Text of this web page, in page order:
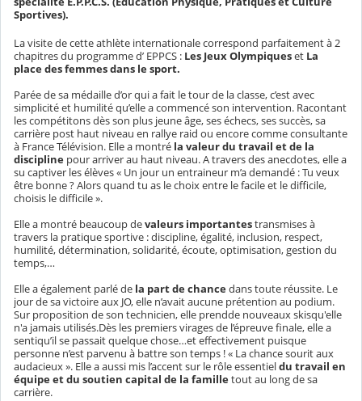
Sportives).
La visite de cette athlète internationale correspond parfaitement à 2
chapitres du programme d’ EPPCS : Les Jeux Olympiqueset La
place des femmes dans le sport.
Parée de sa médaille d’or qui a fait le tour de la classe, c’est avec
simplicité et humilité qu’elle a commencé son intervention. Racontant
les compétitons dès son plus jeune âge, ses échecs, ses succès, sa
carrière post haut niveau en rallye raid ou encore comme consultante
à France Télévision. Elle a montré la valeur du travail et de la
discipline pour arriver au haut niveau. A travers des anecdotes, elle a
su captiver les élèves « Un jour un entraineur m’a demandé : Tu veux
être bonne ? Alors quand tu as le choix entre le facile et le difficile,
choisis le difficile ».
Elle a montré beaucoup devaleurs importantestransmises à
travers la pratique sportive : discipline, égalité, inclusion, respect,
humilité, détermination, solidarité, écoute, optimisation, gestion du
temps,…
Elle a également parlé de la part de chancedans toute réussite. Le
jour de sa victoire aux JO, elle n’avait aucune prétention au podium.
Sur proposition de son technicien, elle prendde nouveaux skisqu'elle
n'a jamais utilisés.Dès les premiers virages de l’épreuve finale, elle a
sentiqu’il se passait quelque chose…et effectivement puisque
personne n’est parvenu à battre son temps ! « La chance sourit aux
audacieux ». Elle a aussi mis l’accent sur le rôle essentieldu travail en
équipe et du soutien capital de la familletout au long de sa
carrière.